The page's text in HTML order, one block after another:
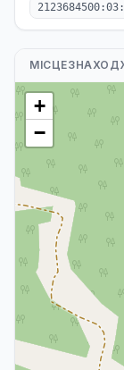
+
−